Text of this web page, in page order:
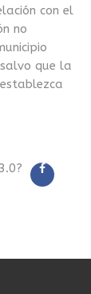
con el
no
que la